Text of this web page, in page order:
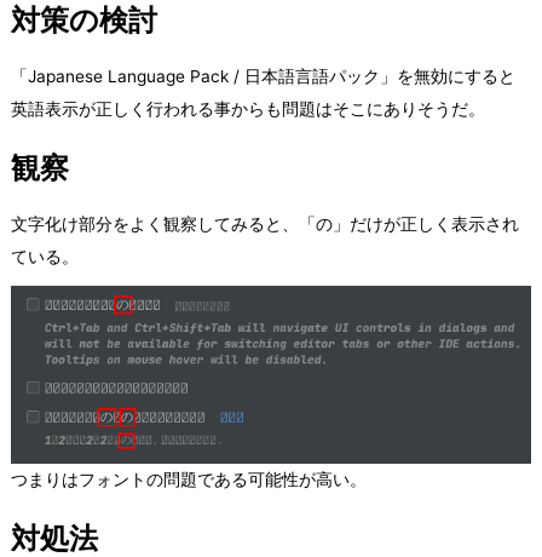
対策の検討
「Japanese Language Pack / 日本語言語パック」を無効にすると
英語表示が正しく行われる事からも問題はそこにありそうだ。
観察
文字化け部分をよく観察してみると、「の」だけが正しく表示され
ている。
つまりはフォントの問題である可能性が高い。
対処法